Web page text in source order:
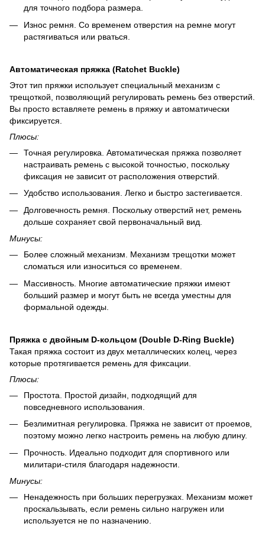
для точного подбора размера.
Износ ремня. Со временем отверстия на ремне могут
растягиваться или рваться.
Автоматическая пряжка (Ratchet Buckle)
Этот тип пряжки использует специальный механизм с
трещоткой, позволяющий регулировать ремень без отверстий.
Вы просто вставляете ремень в пряжку и автоматически
фиксируется.
Плюсы:
Точная регулировка. Автоматическая пряжка позволяет
настраивать ремень с высокой точностью, поскольку
фиксация не зависит от расположения отверстий.
Удобство использования. Легко и быстро застегивается.
Долговечность ремня. Поскольку отверстий нет, ремень
дольше сохраняет свой первоначальный вид.
Минусы:
Более сложный механизм. Механизм трещотки может
сломаться или износиться со временем.
Массивность. Многие автоматические пряжки имеют
больший размер и могут быть не всегда уместны для
формальной одежды.
Пряжка с двойным D-кольцом (Double D-Ring Buckle)
Такая пряжка состоит из двух металлических колец, через
которые протягивается ремень для фиксации.
Плюсы:
Простота. Простой дизайн, подходящий для
повседневного использования.
Безлимитная регулировка. Пряжка не зависит от проемов,
поэтому можно легко настроить ремень на любую длину.
Прочность. Идеально подходит для спортивного или
милитари-стиля благодаря надежности.
Минусы:
Ненадежность при больших перегрузках. Механизм может
проскальзывать, если ремень сильно нагружен или
используется не по назначению.